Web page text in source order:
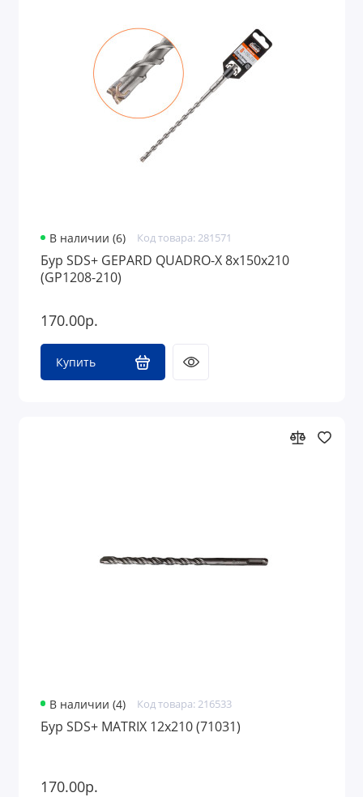
В наличии (6) Код товара: 281571
Бур SDS+ GEPARD QUADRO-X 8х150х210
(GP1208-210)
170.00р.
Купить
В наличии (4) Код товара: 216533
Бур SDS+ MATRIX 12х210 (71031)
170.00р.